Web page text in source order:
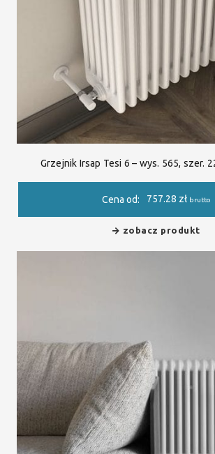
Grzejnik Irsap Tesi 6 – wys. 565, szer.
Cena od: 757.28 zł brutto
zobacz produkt